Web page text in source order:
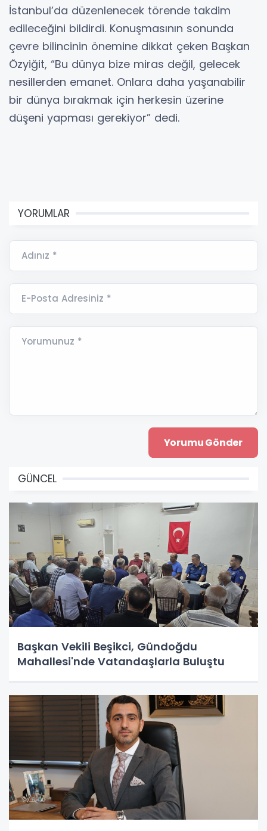
İstanbul’da düzenlenecek törende takdim
edileceğini bildirdi. Konuşmasının sonunda
çevre bilincinin önemine dikkat çeken Başkan
Özyiğit, “Bu dünya bize miras değil, gelecek
nesillerden emanet. Onlara daha yaşanabilir
bir dünya bırakmak için herkesin üzerine
düşeni yapması gerekiyor” dedi.
YORUMLAR
Adınız *
E-Posta Adresiniz *
Yorumunuz *
GÜNCEL
Başkan Vekili Beşikci, Gündoğdu
Mahallesi'nde Vatandaşlarla Buluştu